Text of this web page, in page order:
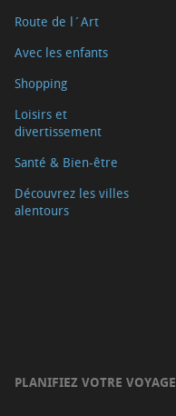
Route de l´Art
Avec les enfants
Shopping
Loisirs et
divertissement
Santé & Bien-être
Découvrez les villes
alentours
PLANIFIEZ VOTRE VOYAGE